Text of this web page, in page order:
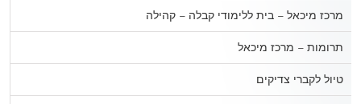
מרכז מיכאל – בית ללימודי קבלה – קהילה
תרומות – מרכז מיכאל
טיול לקברי צדיקים